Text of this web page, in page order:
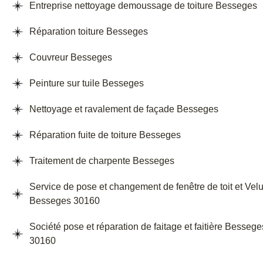
Entreprise nettoyage demoussage de toiture Besseges
Réparation toiture Besseges
Couvreur Besseges
Peinture sur tuile Besseges
Nettoyage et ravalement de façade Besseges
Réparation fuite de toiture Besseges
Traitement de charpente Besseges
Service de pose et changement de fenêtre de toit et
Besseges 30160
Société pose et réparation de faitage et faitière
30160